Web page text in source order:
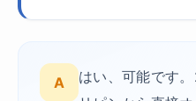
A
はい、可能です